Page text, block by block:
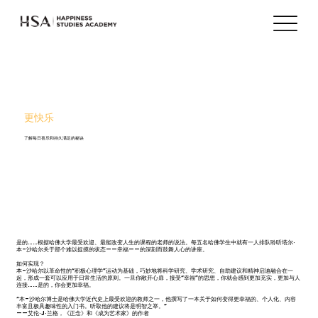
更快乐
了解每日喜乐和持久满足的秘诀
是的……根据哈佛大学最受欢迎、最能改变人生的课程的老师的说法。每五名哈佛学生中就有一人排队聆听塔尔·
本-沙哈尔关于那个难以捉摸的状态——幸福——的深刻而鼓舞人心的讲座。
如何实现？
本-沙哈尔以革命性的“积极心理学”运动为基础，巧妙地将科学研究、学术研究、自助建议和精神启迪融合在一
起，形成一套可以应用于日常生活的原则。一旦你敞开心扉，接受“幸福”的思想，你就会感到更加充实，更加与人
连接……是的，你会更加幸福。
“本-沙哈尔博士是哈佛大学近代史上最受欢迎的教师之一，他撰写了一本关于如何变得更幸福的、个人化、内容
丰富且极具趣味性的入门书。听取他的建议将是明智之举。”
——艾伦·J·兰格，《正念》和《成为艺术家》的作者